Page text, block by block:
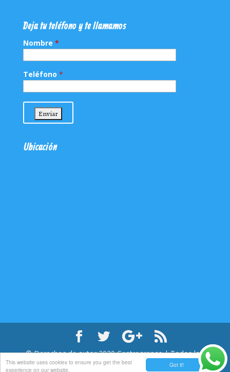
Got it!
This website uses cookies to ensure you get the best
experience on our website.
Deja tu teléfono y te llamamos
Nombre *
Teléfono *
Ubicación
© Derechos de autor2020Centroarenas | Todos los
derechos reservados